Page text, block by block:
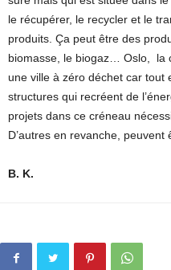
le récupérer, le recycler et le
produits. Ça peut être des
biomasse, le biogaz… Oslo,
la
une ville à zéro déchet car tout
structures qui recréent de
projets dans ce créneau
D’autres en revanche,
B. K.